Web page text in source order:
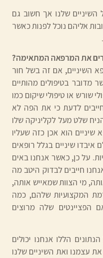
שלנו אך חשוב גם
אליהם נוכל לפנות כאשר
את המרפאה המתאימה?
השיניים, אם זה בשל חור
מדובר בטיפולים מהותיים
שורש או טיפולי שיקום כמו
לדעת כי את הפה לא
שלט מעל לקליניקה שלו
שיניים הוא אכן כזה שעליו
איבדו שיניים בגלל רופאים
על כן, כאשר אנחנו באים
חייבים לבדוק היטב מה
מי הצוות שמאייש אותה,
המקצועיות שלהם, כמה
הפציינטים שלה מרוצים
הללו אנחנו יכולים
עצמנו ואת השיניים שלנו